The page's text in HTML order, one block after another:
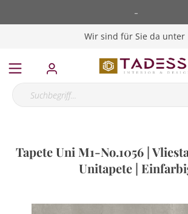
-
Wir sind für Sie da unter
Tapete Uni M1-No.1056 |
Unitapete |